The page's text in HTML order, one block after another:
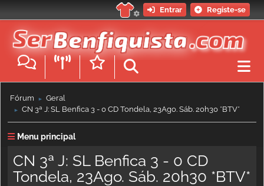
Entrar Registe-se
Fórum ► Geral
► CN 3ª J: SL Benfica 3 - 0 CD Tondela, 23Ago. Sáb. 20h30 *BTV*
Menu principal
CN 3ª J: SL Benfica 3 - 0 CD
Tondela, 23Ago. Sáb. 20h30 *BTV*